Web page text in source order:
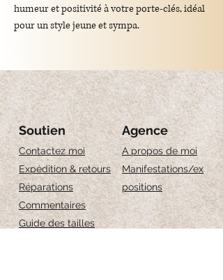
humeur et positivité à votre porte-clés, idéal
pour un style jeune et sympa.
Matériau : acier inoxydable et résine colorée
Dimensions du pendentif : 7 mm
Longueur totale : 2,2 cm
Soutien
Contactez moi
Expédition & retours
Réparations
Commentaires
Guide des tailles
Agence
A propos de moi
Manifestations/ex
positions